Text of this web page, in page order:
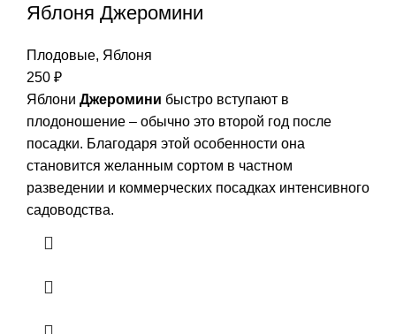
Яблоня Джеромини
Плодовые, Яблоня
250 ₽
Яблони Джеромини быстро вступают в
плодоношение – обычно это второй год после
посадки. Благодаря этой особенности она
становится желанным сортом в частном
разведении и коммерческих посадках интенсивного
садоводства.